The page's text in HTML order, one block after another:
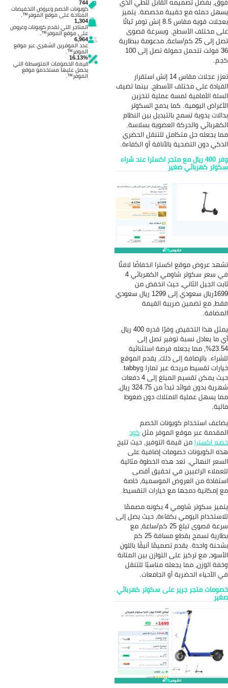
مخصصة. يتميز
بعجلات قوية مقاس 8.5 إنش توفر ثباتًا
وبسرعة قصوى
كم/ساعة، مدعومة ببطارية
36 فولت تتحمل حمولة تصل إلى 100
تعزز عجلات مقاس 14 إنش استقرار
الأسطح. بينما تضيف
عملية لتخزين
يدمج السكوتر
بين النظام
العضوية بسلاسة.
للتنقل الحضري
أو الكفاءة.
متجر اكسترا عند شراء
انخفاضًا لافتًا
في سعر سكوتر شاومي الكهربائي 4
حيث انخفض من
1699ريال سعودي إلى 1299 ريال سعودي
القيمة
يمثل هذا التخفيض وفرًا قدره 400 ريال
تصل إلى
فرصة استثنائية
ذلك، يقدم الموقع
خيارات تقسيط مريحة عبر تمارا وtabby.
حيث يمكن تقسيم المبلغ إلى 4 دفعات
شهرية بدون فوائد تبدأ من 324.75 ريال،
دون ضغوط
الخصم
مثل كود
التوفير، حيث تتيح
إضافية على
هذه الخطوة مثالية
تحقيق أقصى
الموسمية، خاصة
خيارات التقسيط.
يتميز سكوتر شاومي 4 بكونه مصممًا
حيث يصل إلى
سرعة قصوى تبلغ 25 كم/ساعة، مع
بطارية تسمح بقطع مسافة 25 كم
أنيقًا باللون
التوازن بين المتانة
مناسبًا للتنقل
أو الجامعات.
على سكوتر كهربائي
744
كوبونات الخصم وعروض التخفيضات
المتاحة على موقع الموفر™.
1,304
المتاجر التي تقدم كوبونات وعروض
على موقع الموفر™.
6,964
عدد الموفرين الشهري عبر موقع
الموفر™.
16.13%
قيمة الخصومات المتوسطة التي
يحصل عليها مستخدمو موقع
الموفر™.